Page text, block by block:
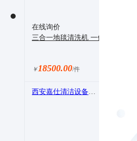
在线询价
三合一地毯清洗机 一体式地毯抽
￥18500.00/件
西安嘉仕清洁设备有限公司